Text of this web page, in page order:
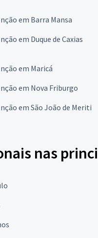
em Barra Mansa
em Duque de Caxias
em Maricá
em Nova Friburgo
em São João de Meriti
nas